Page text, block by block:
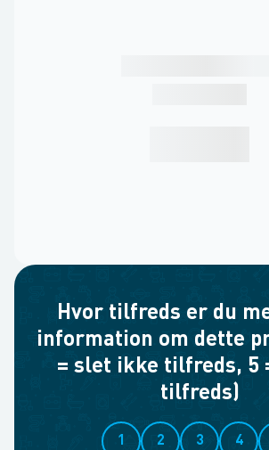
Hvor tilfreds er du
information om dette
= slet ikke tilfreds, 5
tilfreds)
1 2 3 4